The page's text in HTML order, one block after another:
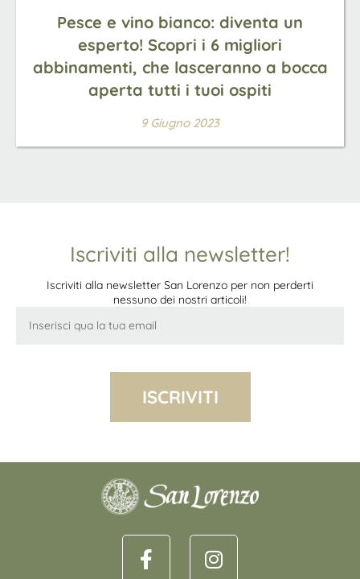
Pesce e vino bianco: diventa un
esperto! Scopri i 6 migliori
abbinamenti, che lasceranno a bocca
aperta tutti i tuoi ospiti
9 Giugno 2023
Iscriviti alla newsletter!
Iscriviti alla newsletter San Lorenzo per non perderti
nessuno dei nostri articoli!
ISCRIVITI